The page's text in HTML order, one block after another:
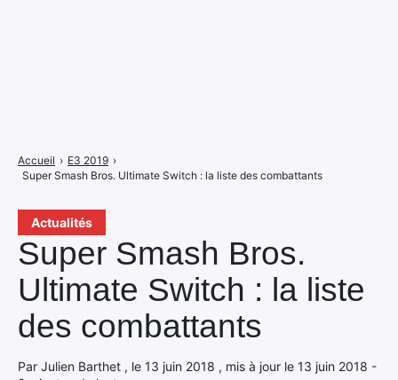
Actualités
Super Smash Bros.
Ultimate Switch : la liste
des combattants
Par Julien Barthet , le 13 juin 2018 , mis à jour le 13 juin 2018 -
Accueil › E3 2019 ›
Super Smash Bros. Ultimate Switch : la liste des combattants